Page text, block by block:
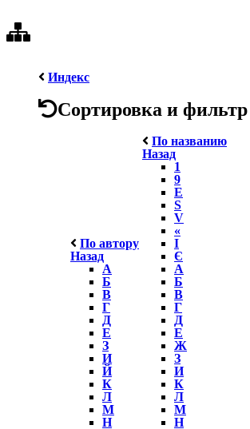
Индекс
Сортировка и фильтр
По автору
Назад
А
Б
В
Г
Д
Е
З
И
Й
К
Л
М
Н
По названию
Назад
1
9
E
S
V
«
І
Є
А
Б
В
Г
Д
Е
Ж
З
И
К
Л
М
Н